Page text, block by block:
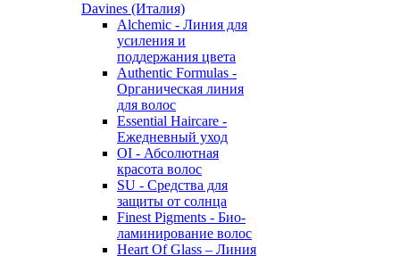
Davines (Италия)
Alchemic - Линия для
усиления и
поддержания цвета
Authentic Formulas -
Органическая линия
для волос
Essential Haircare -
Eжедневный уход
OI - Абсолютная
красота волос
SU - Средства для
защиты от солнца
Finest Pigments - Био-
ламинирование волос
Heart Of Glass – Линия